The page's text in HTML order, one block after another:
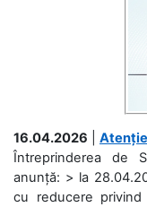
16.04.2026
Întreprinderea de
anunță: > la
cu reducere privind